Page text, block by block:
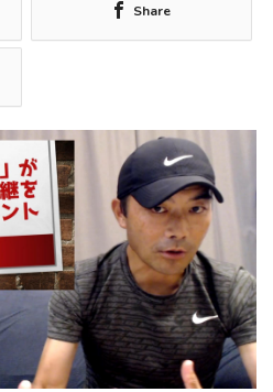
Share